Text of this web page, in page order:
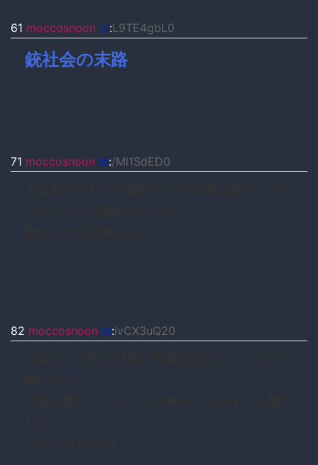
61 moccosnoon id:L9TE4gbL0
銃社会の末路
71 moccosnoon id:/Ml1SdED0
82 moccosnoon id:ivCX3uQ20